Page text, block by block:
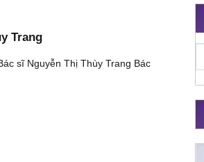
Trang
sĩ Nguyễn Thị Thùy Trang Bác